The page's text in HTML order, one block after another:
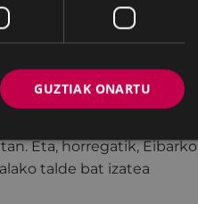
Eibarko Udalak
bat bideratu dugu
du.
Eta, horregatik, Eibarko
talde bat izatea
GUZTIAK ONARTU